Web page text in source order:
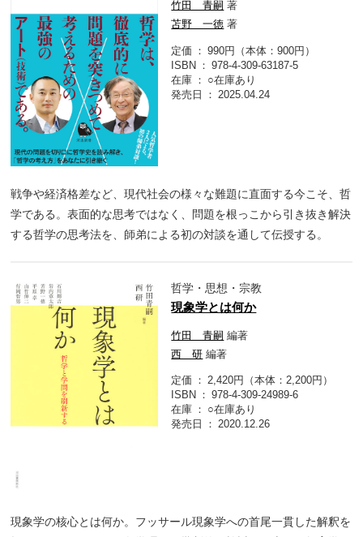
竹田 青嗣 著
苫野 一徳 著
定価
990円（本体：900円）
ISBN
978-4-309-63187-5
在庫
○在庫あり
発売日
2025.04.24
戦争や経済格差など、現代社会の様々な難題に直面する今こそ、哲
学である。表面的な思考ではなく、問題を根っこから引き抜き解決
する哲学の思考法を、師弟による初の対談を通して伝授する。
哲学・思想・宗教
現象学とは何か
竹田 青嗣 編著
西 研 編著
定価
2,420円（本体：2,200円）
ISBN
978-4-309-24989-6
在庫
○在庫あり
発売日
2020.12.26
現象学の核心とは何か。フッサール現象学への首尾一貫した解釈を